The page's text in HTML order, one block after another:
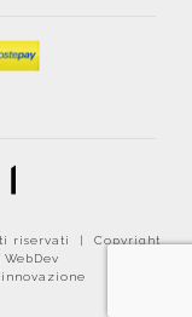
riservati | Copyright